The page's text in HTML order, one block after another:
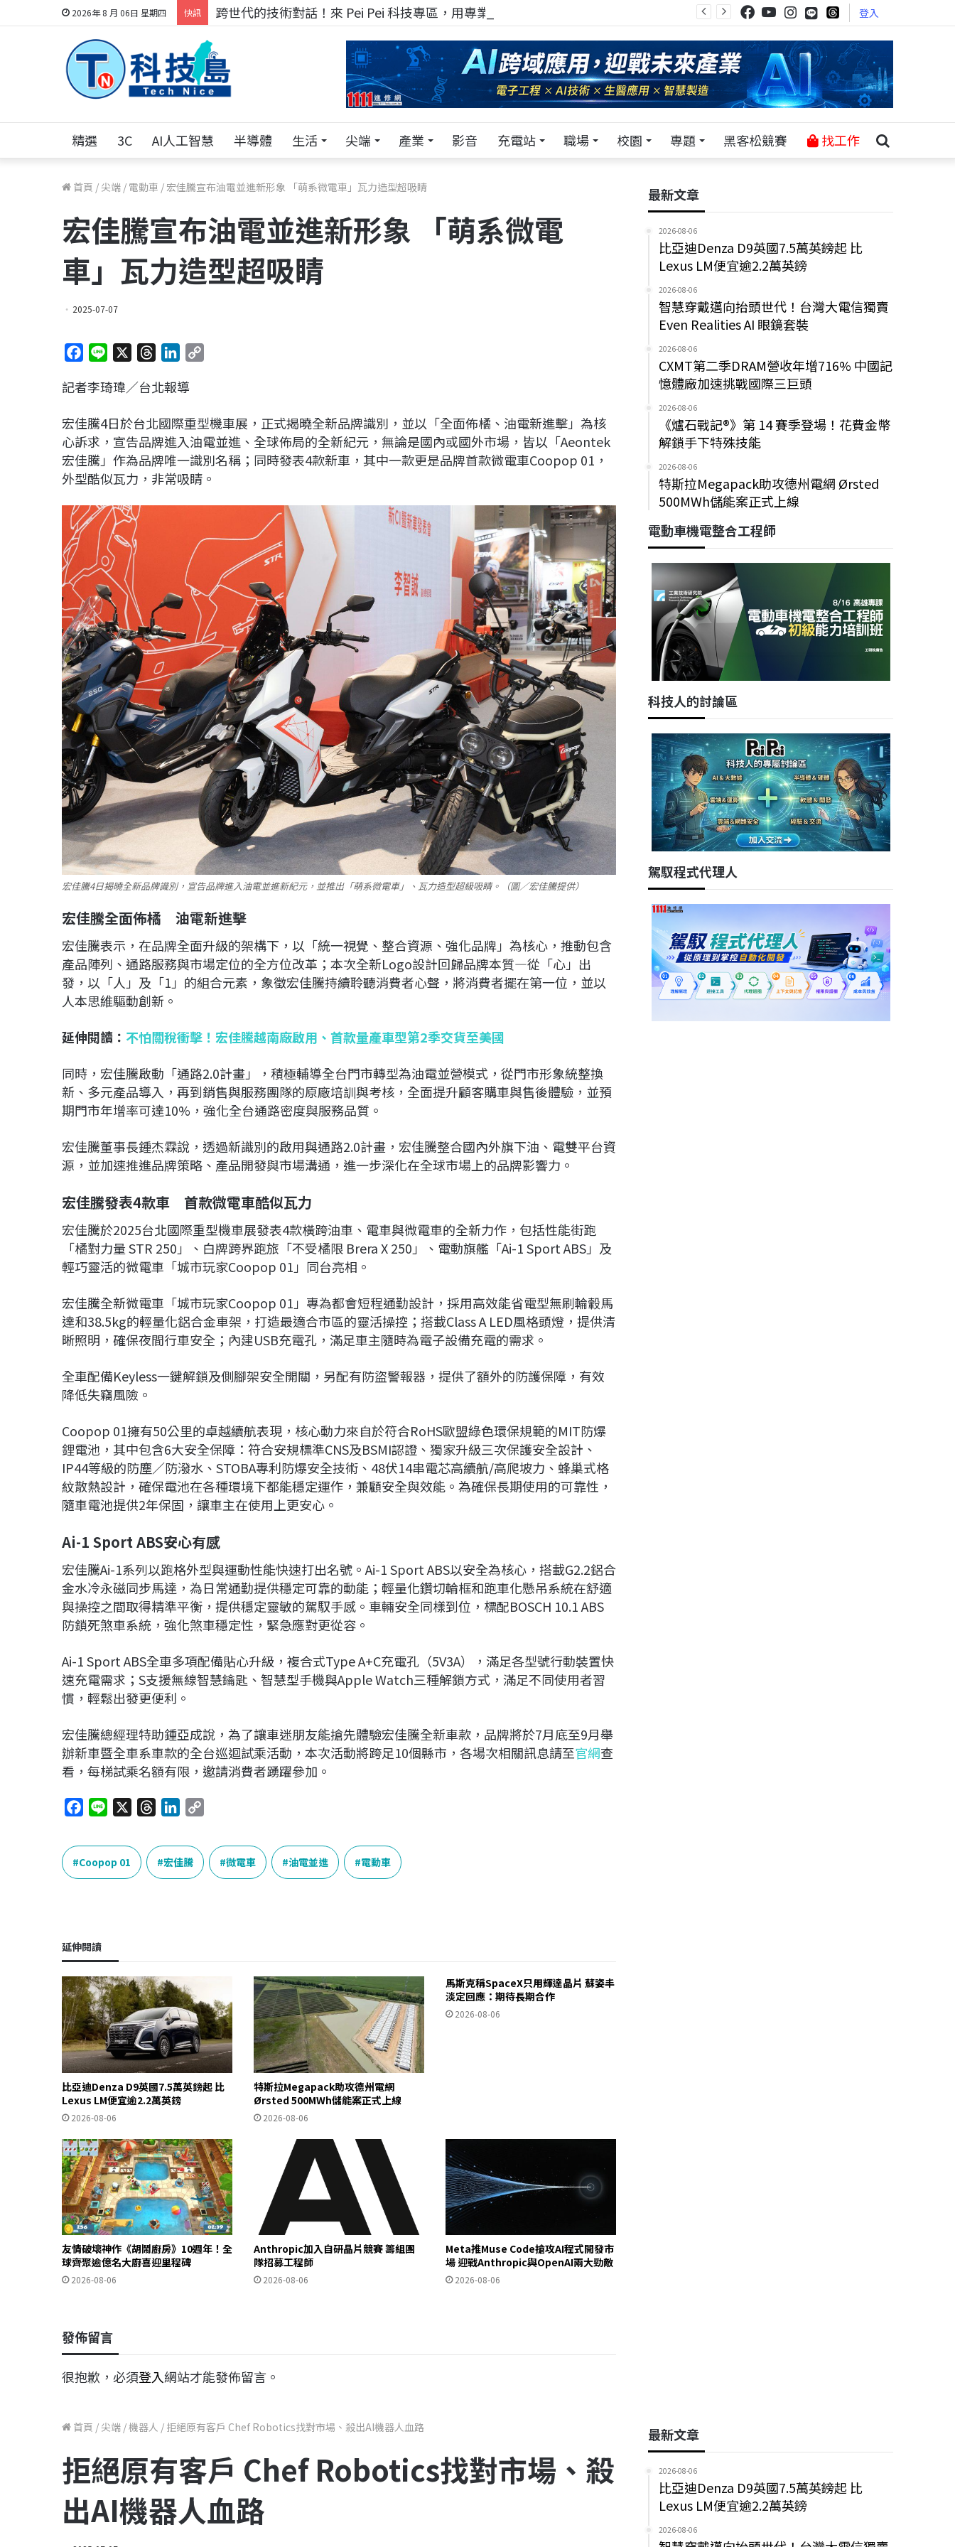
2026年 8 月 06日 星期四 快訊 跨世代的技術對話！來 Pei Pei 科技專區，用專業洞察引領學弟妹成長 登入
精選 3C AI人工智慧 半導體 生活 尖端 產業 影音 充電站 職場 校園 專題 黑客松競賽 找工作
首頁 /尖端 / 電動車 / 宏佳騰宣布油電並進新形象 「萌系微電車」瓦力造型超吸睛
宏佳騰宣布油電並進新形象 「萌系微電
車」瓦力造型超吸睛
2025-07-07
c
b
o
o
k
n
r
a
d
s
n
e
d
I
n
L
i
n
k
記者李琦瑋／台北報導
宏佳騰4日於台北國際重型機車展，正式揭曉全新品牌識別，並以「全面佈橘、油電新進擊」為核
心訴求，宣告品牌進入油電並進、全球佈局的全新紀元，無論是國內或國外市場，皆以「Aeontek
宏佳騰」作為品牌唯一識別名稱；同時發表4款新車，其中一款更是品牌首款微電車Coopop 01，
外型酷似瓦力，非常吸睛。
宏佳騰4日揭曉全新品牌識別，宣告品牌進入油電並進新紀元，並推出「萌系微電車」、瓦力造型超級吸睛。（圖／宏佳騰提供）
宏佳騰全面佈橘 油電新進擊
宏佳騰表示，在品牌全面升級的架構下，以「統一視覺、整合資源、強化品牌」為核心，推動包含
產品陣列、通路服務與市場定位的全方位改革；本次全新Logo設計回歸品牌本質—從「心」出
發，以「人」及「1」的組合元素，象徵宏佳騰持續聆聽消費者心聲，將消費者擺在第一位，並以
人本思維驅動創新。
延伸閱讀： 不怕關稅衝擊！宏佳騰越南廠啟用、首款量產車型第2季交貨至美國
同時，宏佳騰啟動「通路2.0計畫」，積極輔導全台門市轉型為油電並營模式，從門市形象統整換
新、多元產品導入，再到銷售與服務團隊的原廠培訓與考核，全面提升顧客購車與售後體驗，並預
期門市年增率可達10%，強化全台通路密度與服務品質。
宏佳騰董事長鍾杰霖說，透過新識別的啟用與通路2.0計畫，宏佳騰整合國內外旗下油、電雙平台資
源，並加速推進品牌策略、產品開發與市場溝通，進一步深化在全球市場上的品牌影響力。
宏佳騰發表4款車 首款微電車酷似瓦力
宏佳騰於2025台北國際重型機車展發表4款橫跨油車、電車與微電車的全新力作，包括性能街跑
「橘對力量 STR 250」、白牌跨界跑旅「不受橘限 Brera X 250」、電動旗艦「Ai-1 Sport ABS」及
輕巧靈活的微電車「城市玩家Coopop 01」同台亮相。
宏佳騰全新微電車「城市玩家Coopop 01」專為都會短程通勤設計，採用高效能省電型無刷輪轂馬
達和38.5kg的輕量化鋁合金車架，打造最適合市區的靈活操控；搭載Class A LED風格頭燈，提供清
晰照明，確保夜間行車安全；內建USB充電孔，滿足車主隨時為電子設備充電的需求。
全車配備Keyless一鍵解鎖及側腳架安全開關，另配有防盜警報器，提供了額外的防護保障，有效
降低失竊風險。
Coopop 01擁有50公里的卓越續航表現，核心動力來自於符合RoHS歐盟綠色環保規範的MIT防爆
鋰電池，其中包含6大安全保障：符合安規標準CNS及BSMI認證、獨家升級三次保護安全設計、
IP44等級的防塵／防潑水、STOBA專利防爆安全技術、48伏14串電芯高續航/高爬坡力、蜂巢式格
紋散熱設計，確保電池在各種環境下都能穩定運作，兼顧安全與效能。為確保長期使用的可靠性，
隨車電池提供2年保固，讓車主在使用上更安心。
Ai-1 Sport ABS安心有感
宏佳騰Ai-1系列以跑格外型與運動性能快速打出名號。Ai-1 Sport ABS以安全為核心，搭載G2.2鋁合
金水冷永磁同步馬達，為日常通勤提供穩定可靠的動能；輕量化鑽切輪框和跑車化懸吊系統在舒適
與操控之間取得精準平衡，提供穩定靈敏的駕馭手感。車輛安全同樣到位，標配BOSCH 10.1 ABS
防鎖死煞車系統，強化煞車穩定性，緊急應對更從容。
Ai-1 Sport ABS全車多項配備貼心升級，複合式Type A+C充電孔（5V3A），滿足各型號行動裝置快
速充電需求；S支援無線智慧鑰匙、智慧型手機與Apple Watch三種解鎖方式，滿足不同使用者習
慣，輕鬆出發更便利。
宏佳騰總經理特助鍾亞成說，為了讓車迷朋友能搶先體驗宏佳騰全新車款，品牌將於7月底至9月舉
辦新車暨全車系車款的全台巡迴試乘活動，本次活動將跨足10個縣市，各場次相關訊息請至官網查
看，每梯試乘名額有限，邀請消費者踴躍參加。
c
e
b
n
e
r
e
a
n
k
e
y
Coopop 01 宏佳騰 微電車 油電並進 電動車
延伸閱讀
比亞迪Denza D9英國7.5萬英鎊起 比
Lexus LM便宜逾2.2萬英鎊
2026-08-06
特斯拉Megapack助攻德州電網
Ørsted 500MWh儲能案正式上線
2026-08-06
馬斯克稱SpaceX只用輝達晶片 蘇姿丰
淡定回應：期待長期合作
2026-08-06
友情破壞神作《胡鬧廚房》10週年！全
球齊聚逾億名大廚喜迎里程碑
2026-08-06
Anthropic加入自研晶片競賽 籌組團
隊招募工程師
2026-08-06
Meta推Muse Code搶攻AI程式開發市
場 迎戰Anthropic與OpenAI兩大勁敵
2026-08-06
發佈留言
很抱歉，必須登入網站才能發佈留言。
最新文章
2026-08-06
比亞迪Denza D9英國7.5萬英鎊起 比
Lexus LM便宜逾2.2萬英鎊
2026-08-06
智慧穿戴邁向抬頭世代！台灣大電信獨賣
Even Realities AI 眼鏡套裝
2026-08-06
CXMT第二季DRAM營收年增716% 中國記
憶體廠加速挑戰國際三巨頭
2026-08-06
《爐石戰記®》第 14 賽季登場！花費金幣
解鎖手下特殊技能
2026-08-06
特斯拉Megapack助攻德州電網 Ørsted
500MWh儲能案正式上線
電動車機電整合工程師
科技人的討論區
駕馭程式代理人